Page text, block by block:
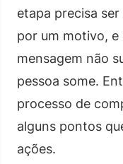
etapa precisa
por um motivo, e
mensagem não
pessoa some.
processo de
alguns pontos
ações.